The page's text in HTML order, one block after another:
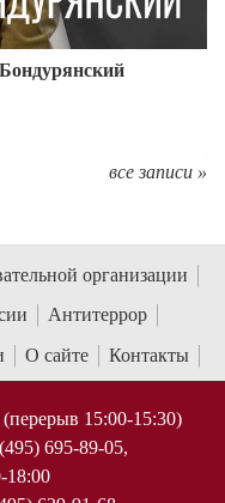
все записи »
организации
Антитеррор
О сайте Контакты
15:00-15:30)
695-89-05,
18:00